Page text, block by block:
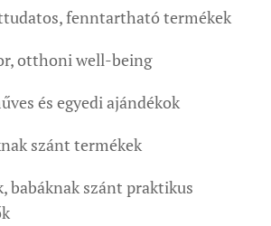
fenntartható termékek
otthoni well-being
és egyedi ajándékok
szánt termékek
babáknak szánt praktikus